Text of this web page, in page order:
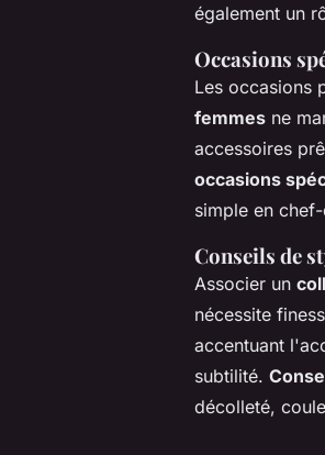
également un
Occasions
Les occasions
femmes ne
accessoires
occasions
simple en
Conseils de
Associer un
nécessite
accentuant
subtilité.
décolleté,